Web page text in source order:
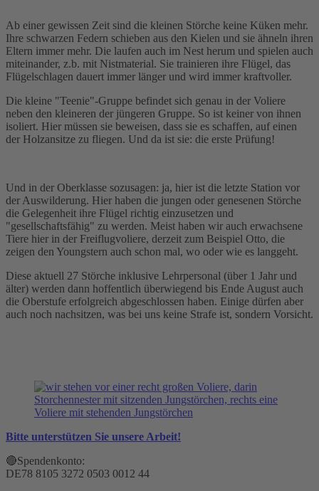
Ab einer gewissen Zeit sind die kleinen Störche keine Küken mehr.
Ihre schwarzen Federn schieben aus den Kielen und sie ähneln ihren
Eltern immer mehr. Die laufen auch im Nest herum und spielen auch
miteinander, z.b. mit Nistmaterial. Sie trainieren ihre Flügel, das
Flügelschlagen dauert immer länger und wird immer kraftvoller.
Die kleine "Teenie"-Gruppe befindet sich genau in der Voliere
neben den kleineren der jüngeren Gruppe. So ist keiner von ihnen
isoliert. Hier müssen sie beweisen, dass sie es schaffen, auf einen
der Holzansitze zu fliegen. Und da ist sie: die erste Prüfung!
Und in der Oberklasse sozusagen: ja, hier ist die letzte Station vor
der Auswilderung. Hier haben die jungen oder genesenen Störche
die Gelegenheit ihre Flügel richtig einzusetzen und
"gesellschaftsfähig" zu werden. Meist haben wir auch erwachsene
Tiere hier in der Freiflugvoliere, derzeit zum Beispiel Otto, die
zeigen den Youngstern auch schon mal, wo oder wie es langgeht.
Diese aktuell 27 Störche inklusive Lehrpersonal (über 1 Jahr und
älter) werden dann hoffentlich überwiegend bis Ende August auch
die Oberstufe erfolgreich abgeschlossen haben. Einige dürfen aber
auch noch nachsitzen, was bei uns keine Strafe ist, sondern Vorsicht.
Bitte unterstützen Sie unsere Arbeit!
🔴Spendenkonto:
DE78 8105 3272 0503 0012 44